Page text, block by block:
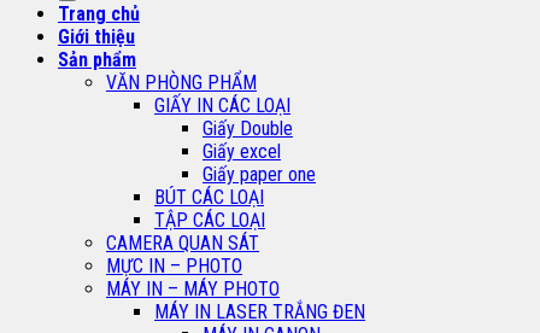
Trang chủ
Giới thiệu
Sản phẩm
VĂN PHÒNG PHẨM
GIẤY IN CÁC LOẠI
Giấy Double
Giấy excel
Giấy paper one
BÚT CÁC LOẠI
TẬP CÁC LOẠI
CAMERA QUAN SÁT
MỰC IN – PHOTO
MÁY IN – MÁY PHOTO
MÁY IN LASER TRẮNG ĐEN